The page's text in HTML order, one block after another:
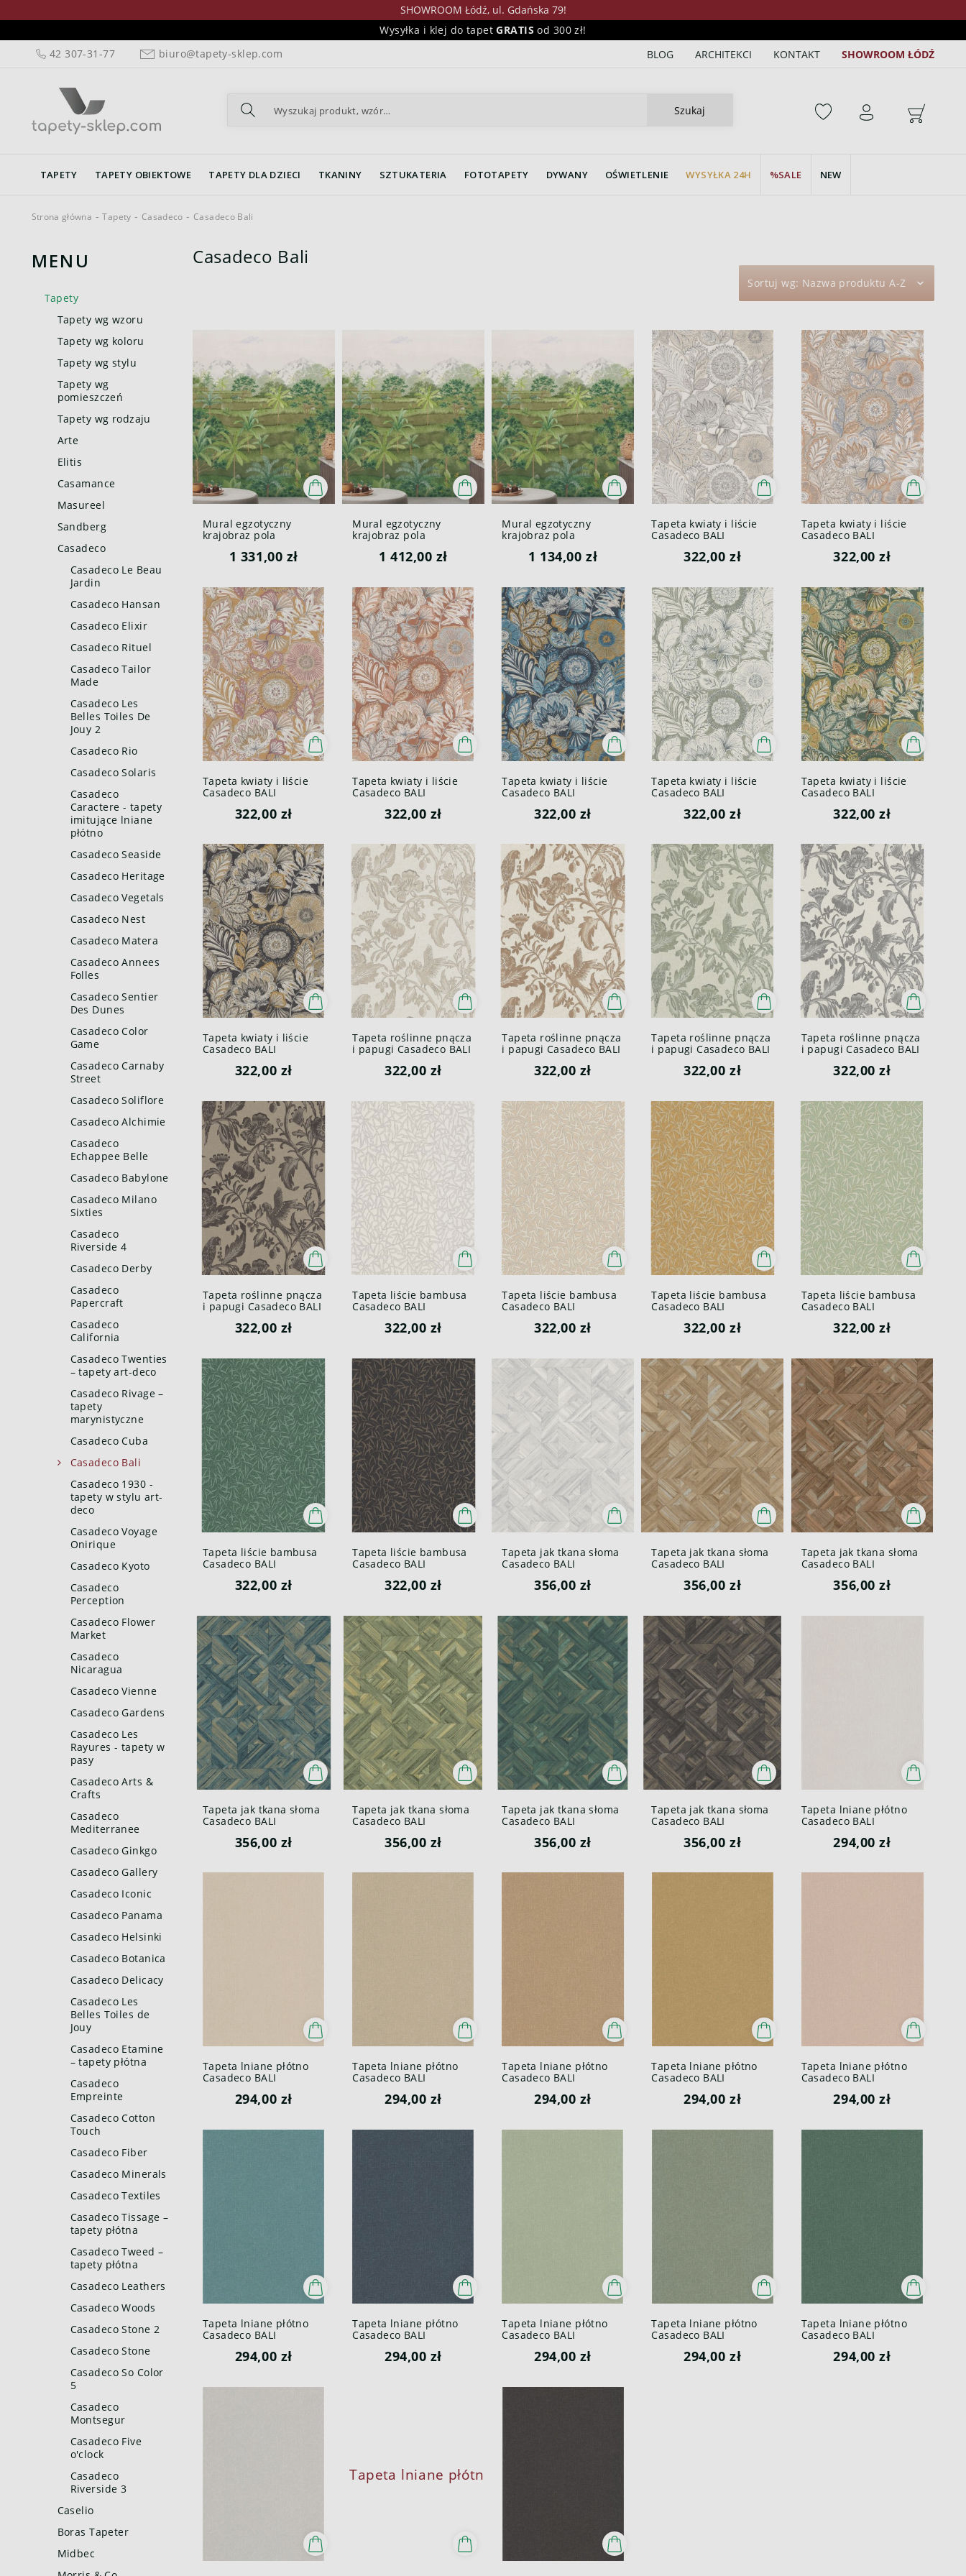
SHOWROOM Łódź, ul. Gdańska 79!
Wysyłka i klej do tapetGRATIS od 300 zł!
42 307-31-77
biuro@tapety-sklep.com BLOG ARCHITEKCI KONTAKT SHOWROOM ŁÓDŹ
Szukaj
TAPETY TAPETY OBIEKTOWE TAPETY DLA DZIECI TKANINY SZTUKATERIA FOTOTAPETY DYWANY OŚWIETLENIE WYSYŁKA 24H SALE NEW
Strona główna Tapety Casadeco Casadeco Bali
MENU
Tapety
Tapety wg wzoru
Tapety wg koloru
Tapety wg stylu
Tapety wg
pomieszczeń
Tapety wg rodzaju
Arte
Elitis
Casamance
Masureel
Sandberg
Casadeco
Casadeco Le Beau
Jardin
Casadeco Hansan
Casadeco Elixir
Casadeco Rituel
Casadeco Tailor
Made
Casadeco Les
Belles Toiles De
Jouy 2
Casadeco Rio
Casadeco Solaris
Casadeco
Caractere - tapety
imitujące lniane
płótno
Casadeco Seaside
Casadeco Heritage
Casadeco Vegetals
Casadeco Nest
Casadeco Matera
Casadeco Annees
Folles
Casadeco Sentier
Des Dunes
Casadeco Color
Game
Casadeco Carnaby
Street
Casadeco Soliflore
Casadeco Alchimie
Casadeco
Echappee Belle
Casadeco Babylone
Casadeco Milano
Sixties
Casadeco
Riverside 4
Casadeco Derby
Casadeco
Papercraft
Casadeco
California
Casadeco Twenties
– tapety art-deco
Casadeco Rivage –
tapety
marynistyczne
Casadeco Cuba
Casadeco Bali
Casadeco 1930 -
tapety w stylu art-
deco
Casadeco Voyage
Onirique
Casadeco Kyoto
Casadeco
Perception
Casadeco Flower
Market
Casadeco
Nicaragua
Casadeco Vienne
Casadeco Gardens
Casadeco Les
Rayures - tapety w
pasy
Casadeco Arts &
Crafts
Casadeco
Mediterranee
Casadeco Ginkgo
Casadeco Gallery
Casadeco Iconic
Casadeco Panama
Casadeco Helsinki
Casadeco Botanica
Casadeco Delicacy
Casadeco Les
Belles Toiles de
Jouy
Casadeco Etamine
– tapety płótna
Casadeco
Empreinte
Casadeco Cotton
Touch
Casadeco Fiber
Casadeco Minerals
Casadeco Textiles
Casadeco Tissage –
tapety płótna
Casadeco Tweed –
tapety płótna
Casadeco Leathers
Casadeco Woods
Casadeco Stone 2
Casadeco Stone
Casadeco So Color
5
Casadeco
Montsegur
Casadeco Five
o'clock
Casadeco
Riverside 3
Caselio
Boras Tapeter
Midbec
Casadeco Bali
Sortuj wg: Nazwa produktu A-Z
Mural egzotyczny
krajobraz pola
BALI 88207203 M
1 331,00 zł
Mural egzotyczny
krajobraz pola
BALI 88207204 L Riziere
1 412,00 zł
Mural egzotyczny
krajobraz pola
BALI 88207205 S Riziere
1 134,00 zł
Tapeta kwiaty i liście
Casadeco BALI
322,00 zł
Tapeta kwiaty i liście
Casadeco BALI
322,00 zł
Tapeta kwiaty i liście
Casadeco BALI
322,00 zł
Tapeta kwiaty i liście
Casadeco BALI
322,00 zł
Tapeta kwiaty i liście
Casadeco BALI
322,00 zł
Tapeta kwiaty i liście
Casadeco BALI
322,00 zł
Tapeta kwiaty i liście
Casadeco BALI
322,00 zł
Tapeta kwiaty i liście
Casadeco BALI
322,00 zł
Tapeta roślinne pnącza
i papugi Casadeco BALI
322,00 zł
Tapeta roślinne pnącza
i papugi Casadeco BALI
322,00 zł
Tapeta roślinne pnącza
i papugi Casadeco BALI
322,00 zł
Tapeta roślinne pnącza
i papugi Casadeco BALI
322,00 zł
Tapeta roślinne pnącza
i papugi Casadeco BALI
322,00 zł
Tapeta liście bambusa
Casadeco BALI
322,00 zł
Tapeta liście bambusa
Casadeco BALI
322,00 zł
Tapeta liście bambusa
Casadeco BALI
322,00 zł
Tapeta liście bambusa
Casadeco BALI
322,00 zł
Tapeta liście bambusa
Casadeco BALI
322,00 zł
Tapeta liście bambusa
Casadeco BALI
322,00 zł
Tapeta jak tkana słoma
Casadeco BALI
356,00 zł
Tapeta jak tkana słoma
Casadeco BALI
356,00 zł
Tapeta jak tkana słoma
Casadeco BALI
356,00 zł
Tapeta jak tkana słoma
Casadeco BALI
356,00 zł
Tapeta jak tkana słoma
Casadeco BALI
356,00 zł
Tapeta jak tkana słoma
Casadeco BALI
356,00 zł
Tapeta jak tkana słoma
Casadeco BALI
356,00 zł
Tapeta lniane płótno
Casadeco BALI
294,00 zł
Tapeta lniane płótno
Casadeco BALI
294,00 zł
Tapeta lniane płótno
Casadeco BALI
294,00 zł
Tapeta lniane płótno
Casadeco BALI
294,00 zł
Tapeta lniane płótno
Casadeco BALI
294,00 zł
Tapeta lniane płótno
Casadeco BALI
294,00 zł
Tapeta lniane płótno
Casadeco BALI
294,00 zł
Tapeta lniane płótno
Casadeco BALI
294,00 zł
Tapeta lniane płótno
Casadeco BALI
294,00 zł
Tapeta lniane płótno
Casadeco BALI
294,00 zł
Tapeta lniane płótno
Casadeco BALI
294,00 zł